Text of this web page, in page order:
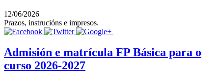
12/06/2026
Prazos, instrucións e impresos.
Admisión e matrícula FP Básica para o
curso 2026-2027